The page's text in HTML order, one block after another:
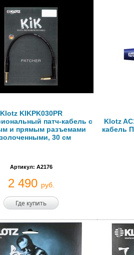
Klotz KIKPK030PR
патч-кабель с
и прямым разъемами
30 см
Артикул: A2176
2 490 руб.
Где купить
Klotz
кабель